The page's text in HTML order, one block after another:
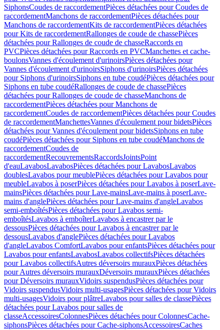
SiphonsCoudes de raccordementPièces détachées pour Coudes de
raccordementManchons de raccordementPièces détachées pour
Manchons de raccordementKits de raccordementPièces détachées
pour Kits de raccordementRallonges de coude de chassePièces
détachées pour Rallonges de coude de chasseRaccords en
PVCPièces détachées pour Raccords en PVCManchettes et cache-
boulonsVannes d'écoulement d'urinoirsPièces détachées pour
Vannes d'écoulement d'urinoirsSiphons d'urinoirsPièces détachées
pour Siphons d'urinoirsSiphons en tube coudéPièces détachées pour
Siphons en tube coudéRallonges de coude de chassePièces
détachées pour Rallonges de coude de chasseManchons de
raccordementPièces détachées pour Manchons de
raccordementCoudes de raccordementPièces détachées pour Coudes
de raccordementManchettesVannes d'écoulement pour bidetsPièces
détachées pour Vannes d'écoulement pour bidetsSiphons en tube
coudéPièces détachées pour Siphons en tube coudéManchons de
raccordementCoudes de
raccordementRecouvrementsRaccordsJointsPoint
d'eauLavabosLavabosPièces détachées pour LavabosLavabos
doublesLavabos pour meublePièces détachées pour Lavabos pour
meubleLavabos à poserPièces détachées pour Lavabos à poserLave-
mainsPièces détachées pour Lave-mainsLave-mains à poserLave-
mains d'anglePièces détachées pour Lave-mains d'angleLavabos
semi-emboîtésPièces détachées pour Lavabos semi-
emboîtésLavabos à emboîterLavabos à encastrer par le
dessousPièces détachées pour Lavabos à encastrer par le
dessousLavabos d'anglePièces détachées pour Lavabos
d'angleLavabos ComfortLavabos pour enfantsPièces détachées pour
Lavabos pour enfantsLavabosLavabos collectifsPièces détachées
pour Lavabos collectifsAutres déversoirs murauxPièces détachées
pour Autres déversoirs murauxDéversoirs murauxPièces détachées
pour Déversoirs murauxVidoirs suspendusPièces détachées pour
Vidoirs suspendusVidoirs multi-usagesPièces détachées pour Vidoirs
multi-usagesVidoirs pour plâtreLavabos pour salles de classePièces
détachées pour Lavabos pour salles de
classeAccessoiresColonnesPièces détachées pour ColonnesCache-
siphonsPièces détachées pour Cache-siphonsAccessoiresCaches